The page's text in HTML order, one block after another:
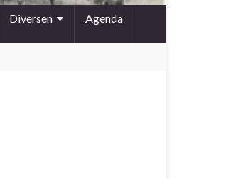
Diversen Agenda